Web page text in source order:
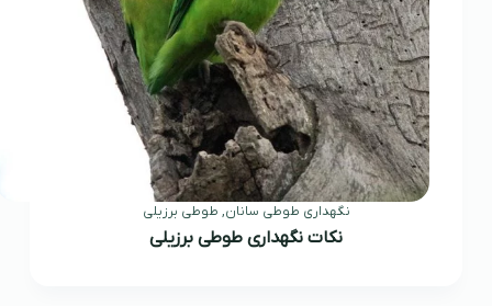
نگهداری طوطی سانان, طوطی برزیلی
نکات نگهداری طوطی برزیلی